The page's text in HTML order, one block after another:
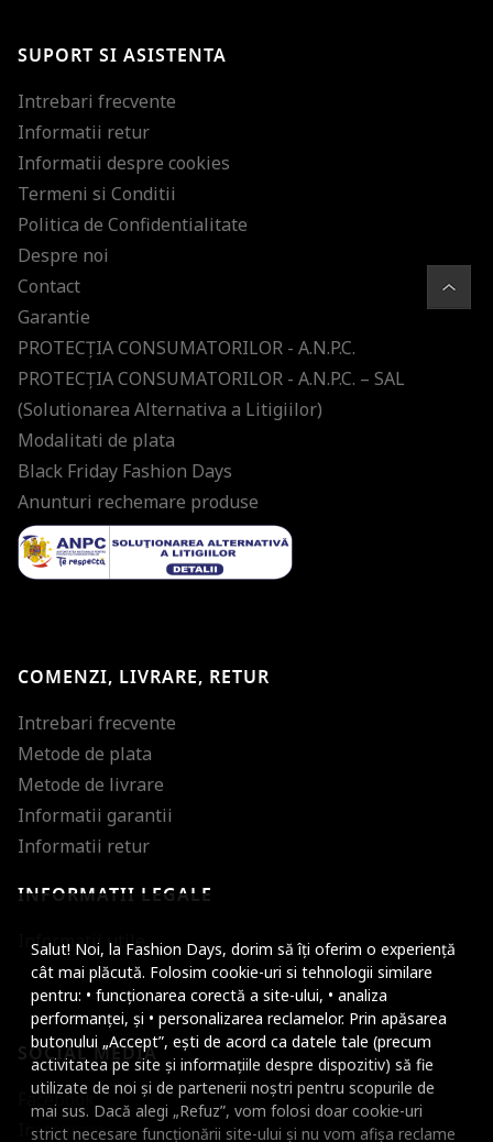
Salut! Noi, la Fashion Days, dorim să îți oferim o experiență
cât mai plăcută. Folosim cookie-uri si tehnologii similare
pentru: • funcționarea corectă a site-ului, • analiza
performanței, și • personalizarea reclamelor. Prin apăsarea
butonului „Accept”, ești de acord ca datele tale (precum
activitatea pe site și informațiile despre dispozitiv) să fie
utilizate de noi și de partenerii noștri pentru scopurile de
mai sus. Dacă alegi „Refuz”, vom folosi doar cookie-uri
strict necesare funcționării site-ului și nu vom afișa reclame
ultimele tendinte in moda!
SUPORT SI ASISTENTA
Intrebari frecvente
Informatii retur
Informatii despre cookies
Termeni si Conditii
Politica de Confidentialitate
Despre noi
Contact
Garantie
PROTECŢIA CONSUMATORILOR - A.N.P.C.
PROTECŢIA CONSUMATORILOR - A.N.P.C. – SAL
(Solutionarea Alternativa a Litigiilor)
Modalitati de plata
Black Friday Fashion Days
Anunturi rechemare produse
COMENZI, LIVRARE, RETUR
Intrebari frecvente
Metode de plata
Metode de livrare
Informatii garantii
Informatii retur
INFORMATII LEGALE
Informatii utile
SOCIAL MEDIA
Facebook
Instagram
Micsoreaza
Mareste spatierea
Micsoreaza
Mareste inaltimea